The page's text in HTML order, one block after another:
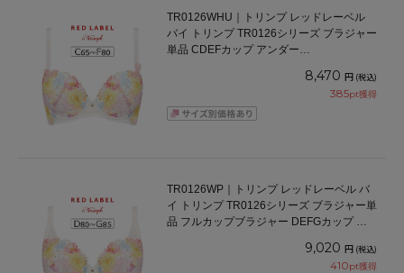
TR0126WHU｜トリンプ レッドレーベル
バイ トリンプ TR0126シリーズ ブラジャー
単品 CDEFカップ アンダー
8,470 円 (税込)
385pt獲得
TR0126WP｜トリンプ レッドレーベル バ
イ トリンプ TR0126シリーズ ブラジャー単
品 フルカップブラジャー DEFGカップ ア
9,020 円 (税込)
410pt獲得